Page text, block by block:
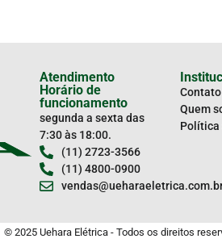
Atendimento
Horário de
funcionamento
segunda a sexta das
7:30 às 18:00.
(11) 2723-3566
(11) 4800-0900
Contato
Quem
Política
© 2025 Uehara Elétrica - Todos os direitos